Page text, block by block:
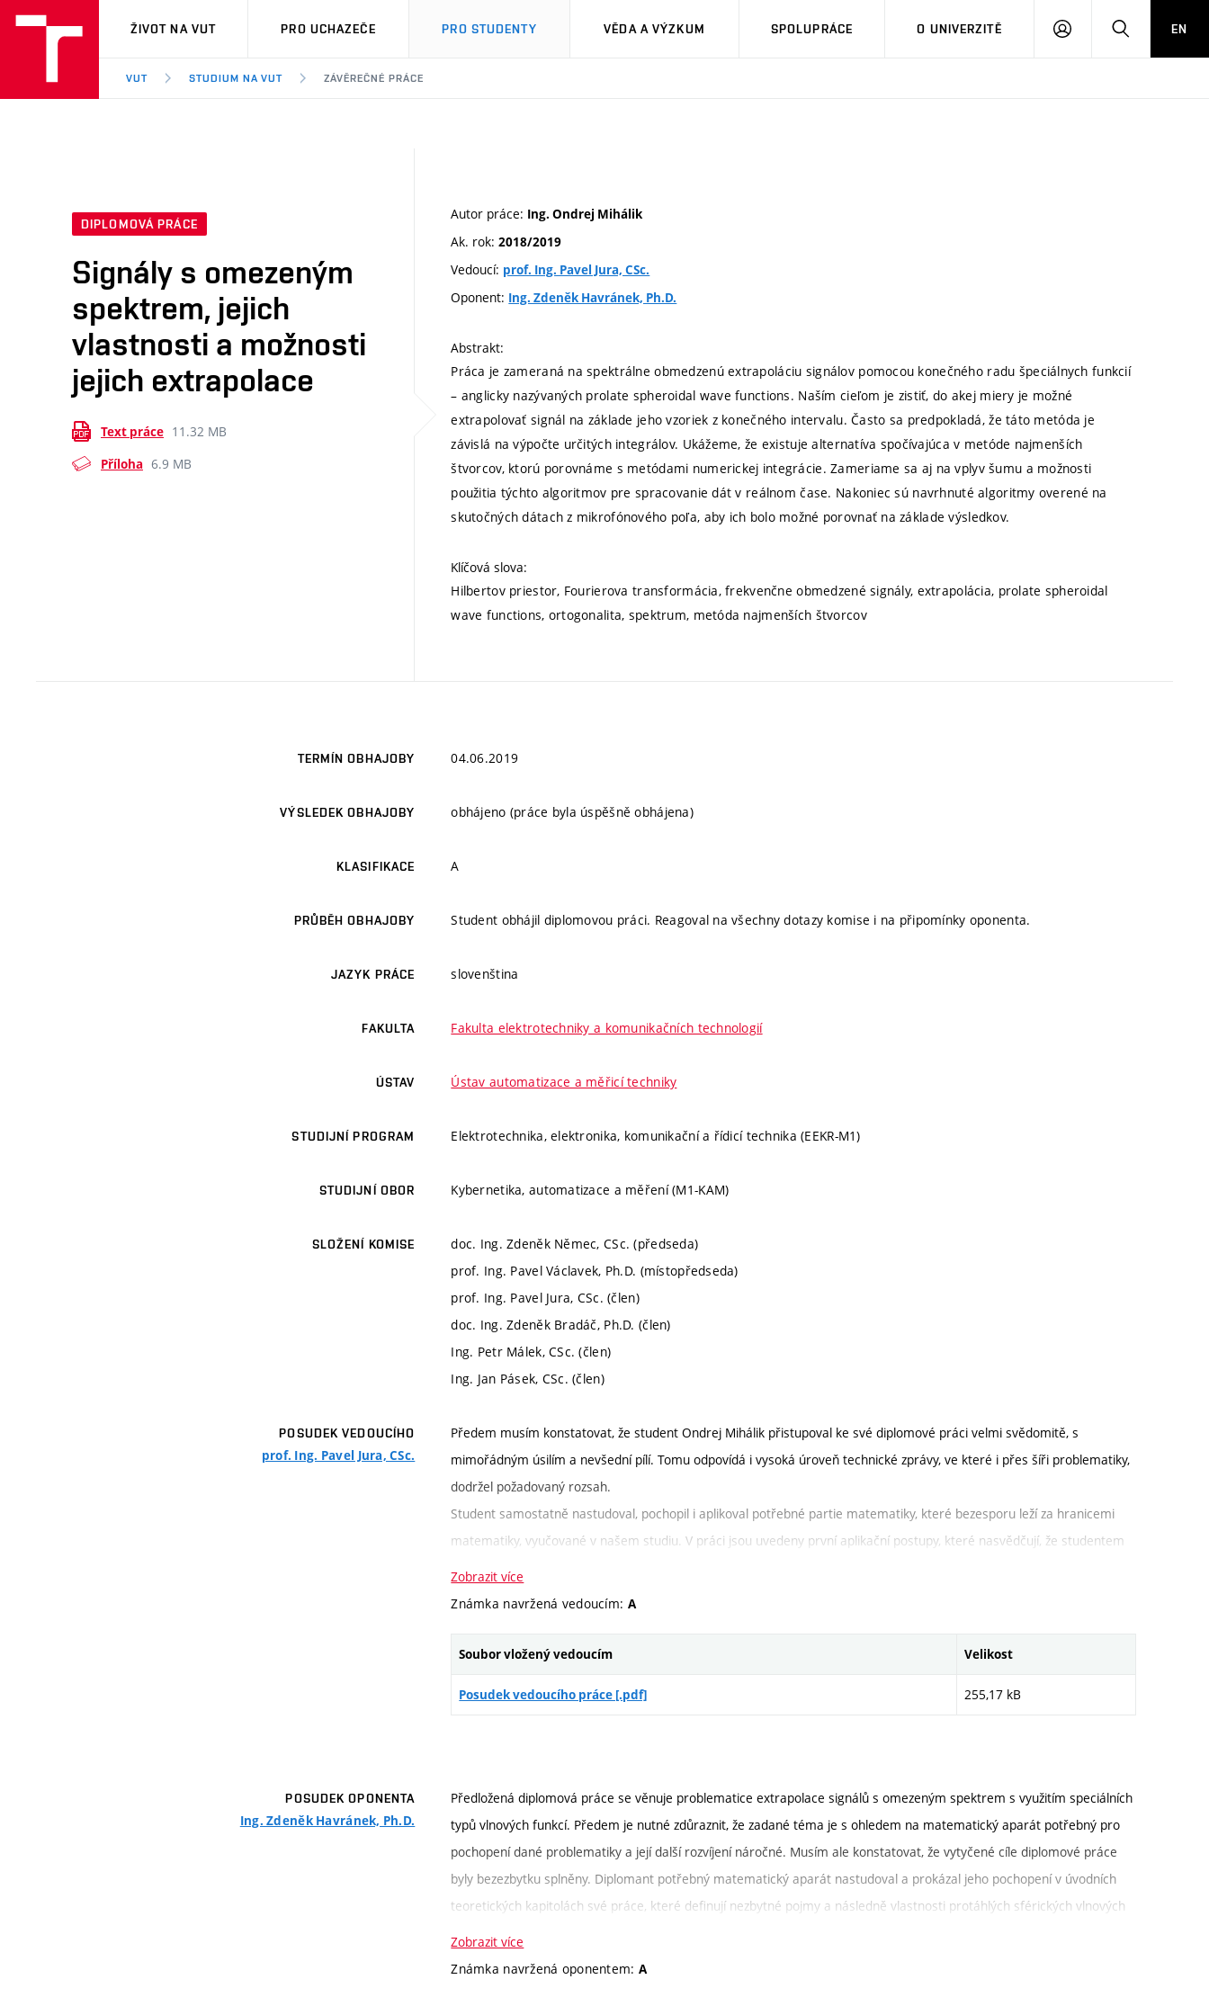
VUT
ŽIVOT NA VUT PRO UCHAZEČE PRO STUDENTY VĚDA A VÝZKUM SPOLUPRÁCE O UNIVERZITĚ
PŘIHLÁSIT HLEDATEN
VUT STUDIUM NA VUT ZÁVĚREČNÉ PRÁCE
DIPLOMOVÁ PRÁCE
Signály s omezeným
spektrem, jejich
vlastnosti a možnosti
jejich extrapolace
Text práce 11.32 MB
Příloha 6.9 MB
Autor práce: Ing. Ondrej Mihálik
Ak. rok:2018/2019
Vedoucí: prof. Ing. Pavel Jura, CSc.
Oponent: Ing. Zdeněk Havránek, Ph.D.
Abstrakt:
Práca je zameraná na spektrálne obmedzenú extrapoláciu signálov pomocou konečného radu špeciálnych funkcií
– anglicky nazývaných prolate spheroidal wave functions. Naším cieľom je zistiť, do akej miery je možné
extrapolovať signál na základe jeho vzoriek z konečného intervalu. Často sa predpokladá, že táto metóda je
závislá na výpočte určitých integrálov. Ukážeme, že existuje alternatíva spočívajúca v metóde najmenších
štvorcov, ktorú porovnáme s metódami numerickej integrácie. Zameriame sa aj na vplyv šumu a možnosti
použitia týchto algoritmov pre spracovanie dát v reálnom čase. Nakoniec sú navrhnuté algoritmy overené na
skutočných dátach z mikrofónového poľa, aby ich bolo možné porovnať na základe výsledkov.
Klíčová slova:
Hilbertov priestor, Fourierova transformácia, frekvenčne obmedzené signály, extrapolácia, prolate spheroidal
wave functions, ortogonalita, spektrum, metóda najmenších štvorcov
TERMÍN OBHAJOBY 04.06.2019
VÝSLEDEK OBHAJOBY obhájeno (práce byla úspěšně obhájena)
KLASIFIKACE A
PRŮBĚH OBHAJOBY Student obhájil diplomovou práci. Reagoval na všechny dotazy komise i na připomínky oponenta.
JAZYK PRÁCE slovenština
FAKULTA Fakulta elektrotechniky a komunikačních technologií
ÚSTAV Ústav automatizace a měřicí techniky
STUDIJNÍ PROGRAM Elektrotechnika, elektronika, komunikační a řídicí technika (EEKR-M1)
STUDIJNÍ OBOR Kybernetika, automatizace a měření (M1-KAM)
SLOŽENÍ KOMISE
doc. Ing. Zdeněk Němec, CSc. (předseda)
prof. Ing. Pavel Václavek, Ph.D. (místopředseda)
prof. Ing. Pavel Jura, CSc. (člen)
doc. Ing. Zdeněk Bradáč, Ph.D. (člen)
Ing. Petr Málek, CSc. (člen)
Ing. Jan Pásek, CSc. (člen)
POSUDEK VEDOUCÍHO
prof. Ing. Pavel Jura, CSc.
Předem musím konstatovat, že student Ondrej Mihálik přistupoval ke své diplomové práci velmi svědomitě, s
mimořádným úsilím a nevšední pílí. Tomu odpovídá i vysoká úroveň technické zprávy, ve které i přes šíři problematiky,
dodržel požadovaný rozsah.
Student samostatně nastudoval, pochopil i aplikoval potřebné partie matematiky, které bezesporu leží za hranicemi
matematiky, vyučované v našem studiu. V práci jsou uvedeny první aplikační postupy, které nasvědčují, že studentem
navrhovaná metoda bude prakticky použitelná.
Při konzultacích (ať už osobních nebo elektronických), které využíval v dostačující míře, vystupoval velmi skromně, ale
Věřím, že pan Ondrej Mihálik bude pokračovat v doktorském studiu a dále se věnovat obdobné problematice. Byla by
Se vší odpovědností konstatuji, že student Ondrej Mihálik u mě získal plný počet bodů (100) a klasifikuji jeho práci
Zobrazit více
Známka navržená vedoucím: A
Soubor vložený vedoucím Velikost
Posudek vedoucího práce [.pdf] 255,17 kB
POSUDEK OPONENTA
Ing. Zdeněk Havránek, Ph.D.
Předložená diplomová práce se věnuje problematice extrapolace signálů s omezeným spektrem s využitím speciálních
typů vlnových funkcí. Předem je nutné zdůraznit, že zadané téma je s ohledem na matematický aparát potřebný pro
pochopení dané problematiky a její další rozvíjení náročné. Musím ale konstatovat, že vytyčené cíle diplomové práce
byly bezezbytku splněny. Diplomant potřebný matematický aparát nastudoval a prokázal jeho pochopení v úvodních
teoretických kapitolách své práce, které definují nezbytné pojmy a následně vlastnosti protáhlých sférických vlnových
funkcí (PSWF), které jsou základem navrhované metody pro extrapolaci signálů s omezeným spektrem. Teoretické
úvahy vhodně doplnil vlastními grafickými daty získanými pomocí výpočetního nástroje Matlab. V další části detailně
Zobrazit více
Známka navržená oponentem: A